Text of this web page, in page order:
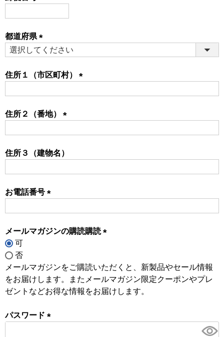
都道府県
(必
住所１（市区町村）
住所２（番地）
住所３（建物名）
お電話番号
メールマガジンの購読購読
可
否
メールマガジンをご購読いただくと、新製品やセール情報
をお届けします。またメールマガジン限定クーポンやプレ
ゼントなどお得な情報をお届けします。
パスワード